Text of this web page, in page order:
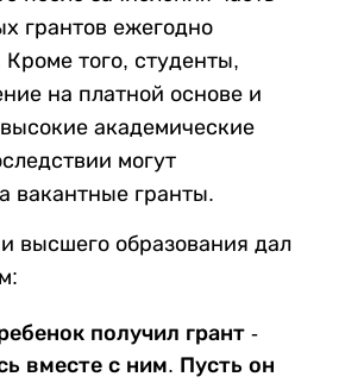
грантов ежегодно
того, студенты,
на платной основе и
академические
могут
вакантные гранты.
высшего образования дал
получил грант -
вместе с ним. Пусть он